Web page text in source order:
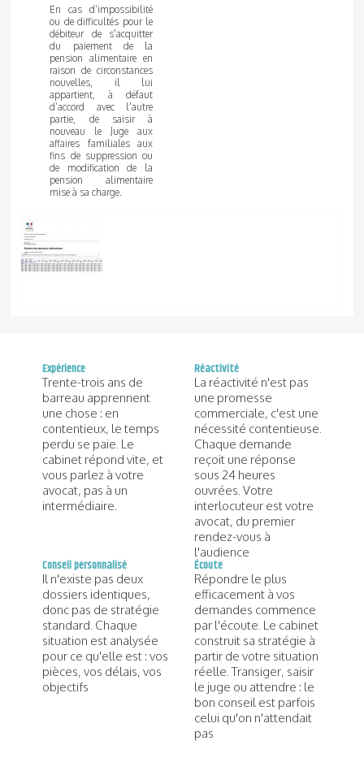
En cas d’impossibilité
ou de difficultés pour le
débiteur de s'acquitter
du paiement de la
pension alimentaire en
raison de circonstances
nouvelles, il lui
appartient, à défaut
d’accord avec l'autre
partie, de saisir à
nouveau le Juge aux
affaires familiales aux
fins de suppression ou
de modification de la
pension alimentaire
mise à sa charge.
Expérience
Trente-trois ans de
barreau apprennent
une chose : en
contentieux, le temps
perdu se paie. Le
cabinet répond vite, et
vous parlez à votre
avocat, pas à un
intermédiaire.
Réactivité
La réactivité n'est pas
une promesse
commerciale, c'est une
nécessité contentieuse.
Chaque demande
reçoit une réponse
sous 24 heures
ouvrées. Votre
interlocuteur est votre
avocat, du premier
rendez-vous à
l'audience
Conseil personnalisé
Il n'existe pas deux
dossiers identiques,
donc pas de stratégie
standard. Chaque
situation est analysée
pour ce qu'elle est : vos
pièces, vos délais, vos
objectifs
Écoute
Répondre le plus
efficacement à vos
demandes commence
par l'écoute. Le cabinet
construit sa stratégie à
partir de votre situation
réelle. Transiger, saisir
le juge ou attendre : le
bon conseil est parfois
celui qu'on n'attendait
pas